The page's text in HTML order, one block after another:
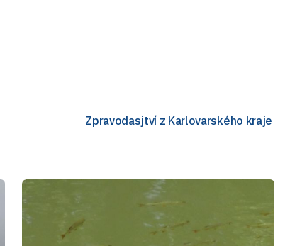
Zpravodasjtví z Karlovarského kraje